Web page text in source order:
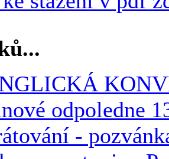
odpoledne
-